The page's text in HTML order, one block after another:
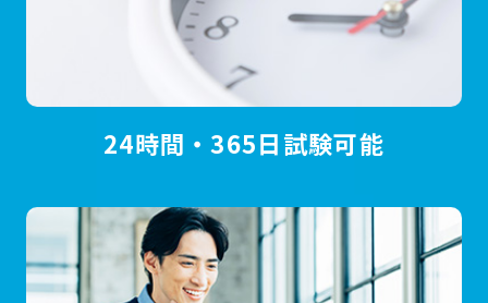
24時間・365日試験可能